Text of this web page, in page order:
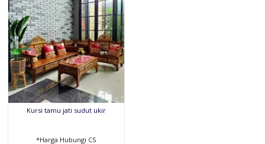
Kursi tamu jati sudut ukir
*Harga Hubungi CS